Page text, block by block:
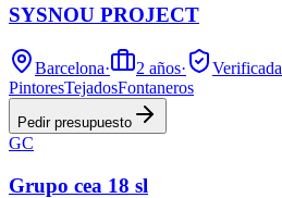
SYSNOU PROJECT
Barcelona· 2 años·
Verificada
PintoresTejadosFontaneros
Pedir presupuesto
GC
Grupo cea 18 sl